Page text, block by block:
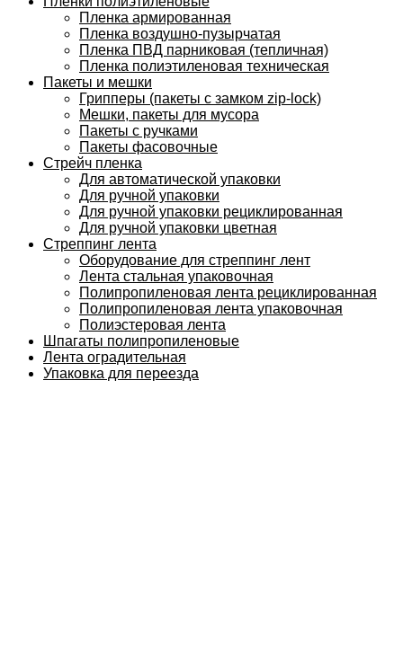
Пленка армированная
Пленка воздушно-пузырчатая
Пленка ПВД парниковая (тепличная)
Пленка полиэтиленовая техническая
Пакеты и мешки
Грипперы (пакеты с замком zip-lock)
Мешки, пакеты для мусора
Пакеты с ручками
Пакеты фасовочные
Стрейч пленка
Для автоматической упаковки
Для ручной упаковки
Для ручной упаковки рециклированная
Для ручной упаковки цветная
Стреппинг лента
Оборудование для стреппинг лент
Лента стальная упаковочная
Полипропиленовая лента рециклированная
Полипропиленовая лента упаковочная
Полиэстеровая лента
Шпагаты полипропиленовые
Лента оградительная
Упаковка для переезда